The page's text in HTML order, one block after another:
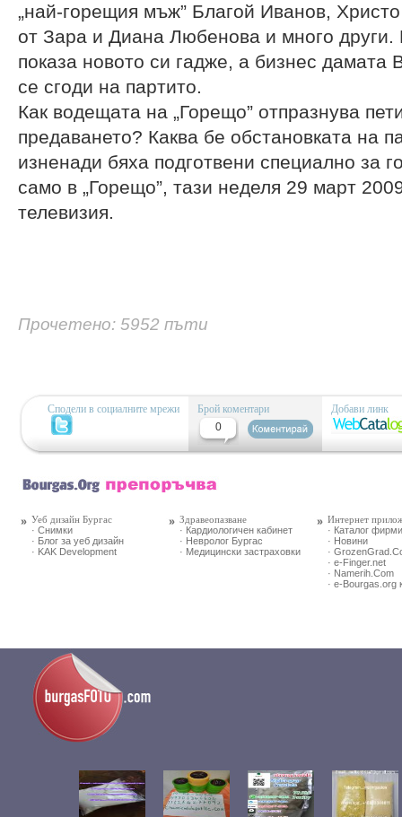
„най-горещия мъж” Благой Иванов,
от Зара и Диана Любенова и много
показа новото си гадже, а бизнес дамата
се сгоди на партито.
Как водещата на „Горещо” отпразнува
предаването? Каква бе обстановката на
изненади бяха подготвени специално за
само в „Горещо”, тази неделя 29 март
телевизия.
Прочетено: 5952 пъти
Сподели в социалните мрежи
Брой коментари
0
Добави линк
Уеб дизайн Бургас
· Снимки
· Блог за уеб дизайн
· KAK Development
Здравеопазване
· Кардиологичен кабинет
· Невролог Бургас
· Медицински застраховки
Интернет
· Каталог фирми
· Новини
·
· e-Finger.net
· Namerih.Com
· e-Bourgas.org